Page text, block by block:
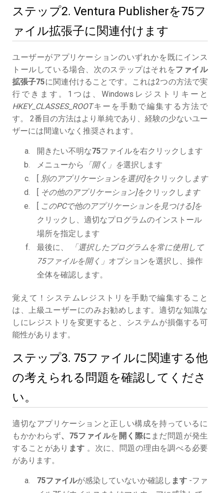
ステップ2. Ventura Publisherを75フ
ァイル拡張子に関連付けます
ユーザーがアプリケーションのいずれかを既にインス
トールしている場合、次のステップはそれをファイル
拡張子75に関連付けることです。これは2つの方法で実
行できます。1つは、Windowsレジストリキーと
HKEY_CLASSES_ROOTキーを手動で編集する方法で
す。 2番目の方法はより単純であり、経験の少ないユー
ザーには間違いなく推奨されます。
開きたい不明な75ファイルを右クリックします
メニューから
「開く」を選択します
[ 別のアプリケーションを選択]をクリックし ます
[ その他のアプリケーション]をクリックし ます
[ このPCで他のアプリケーションを見つける]を
クリックし、適切なプログラムのインストール
場所を指定します
最後に、
「選択したプログラムを常に使用して
75ファイルを開く」 オプションを選択し、操作
全体を確認します。
覚えて！システムレジストリを手動で編集すること
は、上級ユーザーにのみお勧めします。適切な知識な
しにレジストリを変更すると、システムが損傷する可
能性があります。
ステップ3. 75ファイルに関連する他
の考えられる問題を確認してくださ
い。
適切なアプリケーションと正しい構成を持っているに
もかかわらず、75ファイルを 開く際に まだ問題が発生
することがあり ます 。次に、問題の理由を調べる必要
があります。
75ファイルが感染していないか確認し ます -ファ